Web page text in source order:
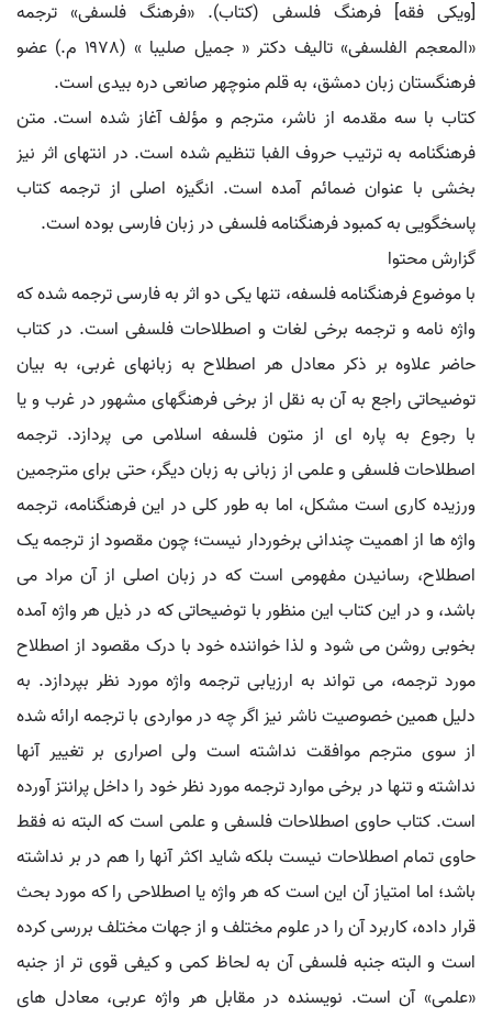
[ویکی فقه] فرهنگ فلسفی (کتاب). «فرهنگ فلسفی» ترجمه
«المعجم الفلسفی» تالیف دکتر « جمیل صلیبا » (۱۹۷۸ م.) عضو
فرهنگستان زبان دمشق، به قلم منوچهر صانعی دره بیدی است.
کتاب با سه مقدمه از ناشر، مترجم و مؤلف آغاز شده است. متن
فرهنگنامه به ترتیب حروف الفبا تنظیم شده است. در انتهای اثر نیز
بخشی با عنوان ضمائم آمده است. انگیزه اصلی از ترجمه کتاب
پاسخگویی به کمبود فرهنگنامه فلسفی در زبان فارسی بوده است.
گزارش محتوا
با موضوع فرهنگنامه فلسفه، تنها یکی دو اثر به فارسی ترجمه شده که
واژه نامه و ترجمه برخی لغات و اصطلاحات فلسفی است. در کتاب
حاضر علاوه بر ذکر معادل هر اصطلاح به زبانهای غربی، به بیان
توضیحاتی راجع به آن به نقل از برخی فرهنگهای مشهور در غرب و یا
با رجوع به پاره ای از متون فلسفه اسلامی می پردازد. ترجمه
اصطلاحات فلسفی و علمی از زبانی به زبان دیگر، حتی برای مترجمین
ورزیده کاری است مشکل، اما به طور کلی در این فرهنگنامه، ترجمه
واژه ها از اهمیت چندانی برخوردار نیست؛ چون مقصود از ترجمه یک
اصطلاح، رسانیدن مفهومی است که در زبان اصلی از آن مراد می
باشد، و در این کتاب این منظور با توضیحاتی که در ذیل هر واژه آمده
بخوبی روشن می شود و لذا خواننده خود با درک مقصود از اصطلاح
مورد ترجمه، می تواند به ارزیابی ترجمه واژه مورد نظر بپردازد. به
دلیل همین خصوصیت ناشر نیز اگر چه در مواردی با ترجمه ارائه شده
از سوی مترجم موافقت نداشته است ولی اصراری بر تغییر آنها
نداشته و تنها در برخی موارد ترجمه مورد نظر خود را داخل پرانتز آورده
است. کتاب حاوی اصطلاحات فلسفی و علمی است که البته نه فقط
حاوی تمام اصطلاحات نیست بلکه شاید اکثر آنها را هم در بر نداشته
باشد؛ اما امتیاز آن این است که هر واژه یا اصطلاحی را که مورد بحث
قرار داده، کاربرد آن را در علوم مختلف و از جهات مختلف بررسی کرده
است و البته جنبه فلسفی آن به لحاظ کمی و کیفی قوی تر از جنبه
«علمی» آن است. نویسنده در مقابل هر واژه عربی، معادل های